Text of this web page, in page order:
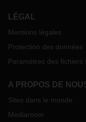
LÉGAL
Mentions légales
Protection des données
Paramètres des fichiers
A PROPOS DE
Sites dans le monde
Mediaroom